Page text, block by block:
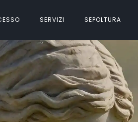
SERVIZI SEPOLTURA